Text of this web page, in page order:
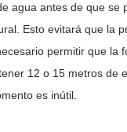
agua antes de que
Esto evitará que la
permitir que la
12 o 15 metros
es inútil.